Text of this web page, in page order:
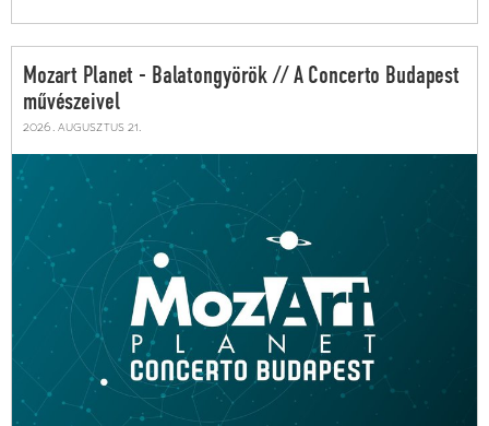
Mozart Planet - Balatongyörök // A Concerto Budapest
művészeivel
2026. augusztus 21.